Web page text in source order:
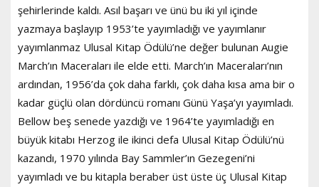
şehirlerinde kaldı. Asıl başarı ve ünü bu iki yıl içinde
yazmaya başlayıp 1953’te yayımladığı ve yayımlanır
yayımlanmaz Ulusal Kitap Ödülü’ne değer bulunan Augie
March’ın Maceraları ile elde etti. March’ın Maceraları’nın
ardından, 1956’da çok daha farklı, çok daha kısa ama bir o
kadar güçlü olan dördüncü romanı Günü Yaşa’yı yayımladı.
Bellow beş senede yazdığı ve 1964’te yayımladığı en
büyük kitabı Herzog ile ikinci defa Ulusal Kitap Ödülü’nü
kazandı, 1970 yılında Bay Sammler’ın Gezegeni’ni
yayımladı ve bu kitapla beraber üst üste üç Ulusal Kitap